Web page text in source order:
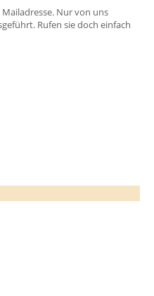
Nur von uns
Rufen sie doch einfach